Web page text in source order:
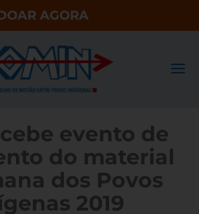
AGORA
evento de
do material
dos Povos
2019